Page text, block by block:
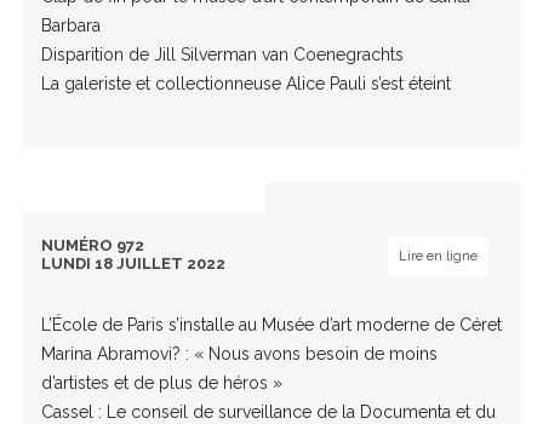
Barbara
Disparition de Jill Silverman van Coenegrachts
La galeriste et collectionneuse Alice Pauli s’est éteint
NUMÉRO 972
LUNDI 18 JUILLET 2022
Lire en ligne
L’École de Paris s’installe au Musée d’art moderne de Céret
Marina Abramovi? : « Nous avons besoin de moins
d’artistes et de plus de héros »
Cassel : Le conseil de surveillance de la Documenta et du